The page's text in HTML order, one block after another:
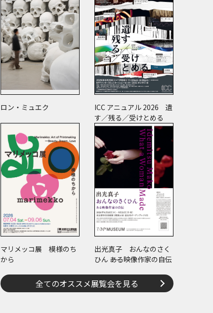
ロン・ミュエク
ICC アニュアル 2026 遺
す／残る／受けとめる
マリメッコ展 模様のち
から
出光真子 おんなのさく
ひん ――ある映像作家の自伝
全てのオススメ展覧会を見る